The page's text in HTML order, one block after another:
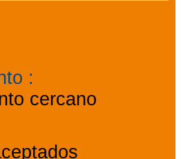
:
cercano